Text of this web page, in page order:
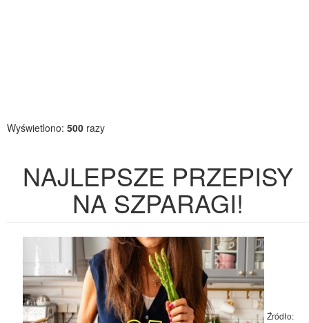
Wyświetlono: 500 razy
NAJLEPSZE PRZEPISY
NA SZPARAGI!
Źródło: